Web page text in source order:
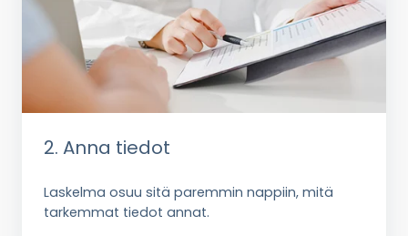
2. Anna tiedot
Laskelma osuu sitä paremmin nappiin, mitä
tarkemmat tiedot annat.